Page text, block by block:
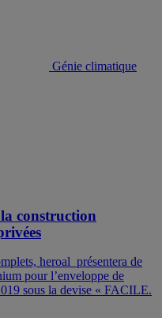
Génie climatique
construction
heroal présentera de
pour l’enveloppe de
sous la devise « FACILE.